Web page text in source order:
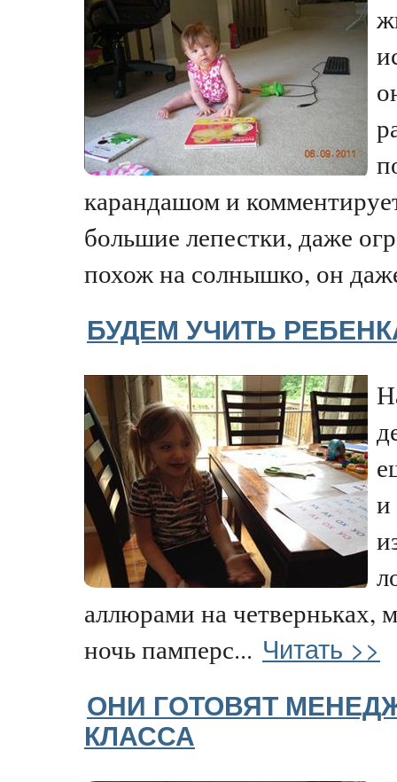
карандашом и
большие лепестки, даже
похож на солнышко, он
БУДЕМ УЧИТЬ
и
аллюрами на четверньках,
ночь памперс... Читать >>
ОНИ ГОТОВЯТ
КЛАССА